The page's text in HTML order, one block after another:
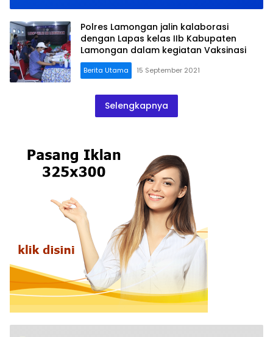
akan Dipenjara
Polres Lamongan jalin kalaborasi
dengan Lapas kelas IIb Kabupaten
Lamongan dalam kegiatan Vaksinasi
Berita Utama 15 September 2021
Selengkapnya